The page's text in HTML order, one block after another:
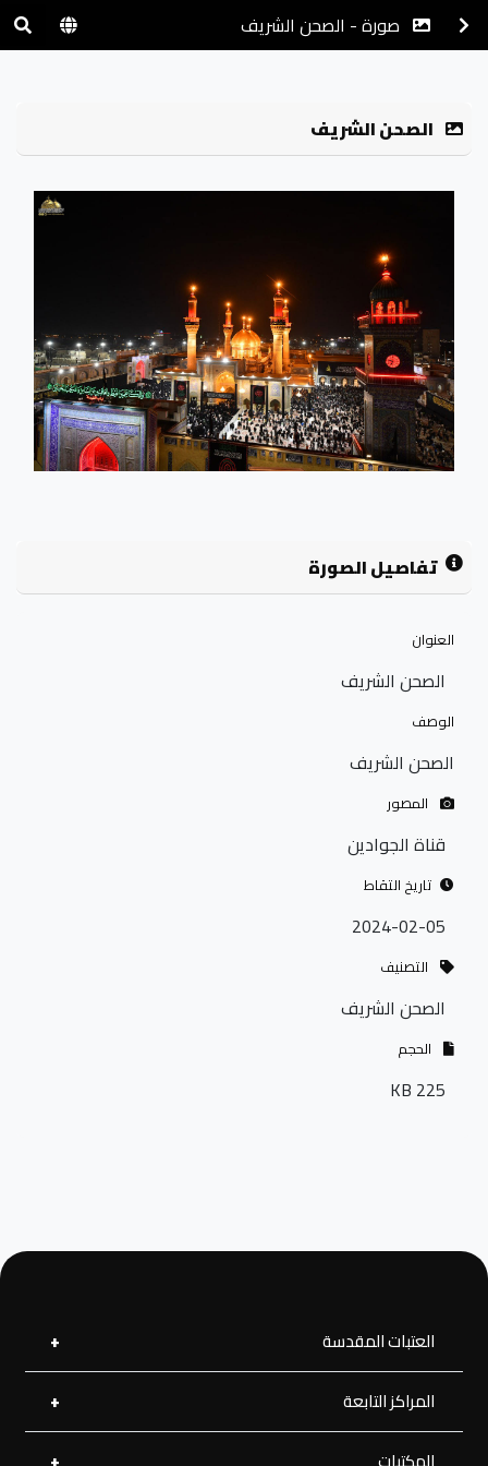
صورة - الصحن الشريف
الصحن الشريف
تفاصيل الصورة
العنوان
الصحن الشريف
الوصف
الصحن الشريف
المصور
قناة الجوادين
تاريخ التقاط
2024-02-05
التصنيف
الصحن الشريف
الحجم
225 KB
العتبات المقدسة
العتبة العلوية المقدسة
العتبة الحسينية المقدسة
المراكز التابعة